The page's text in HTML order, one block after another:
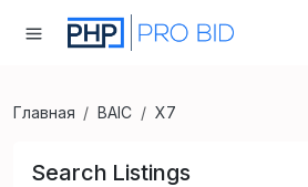
Главная BAIC X7
Search Listings